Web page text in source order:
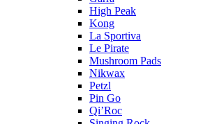
High Peak
Kong
La Sportiva
Le Pirate
Mushroom Pads
Nikwax
Petzl
Pin Go
Qi’Roc